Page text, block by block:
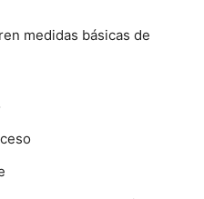
medidas básicas de